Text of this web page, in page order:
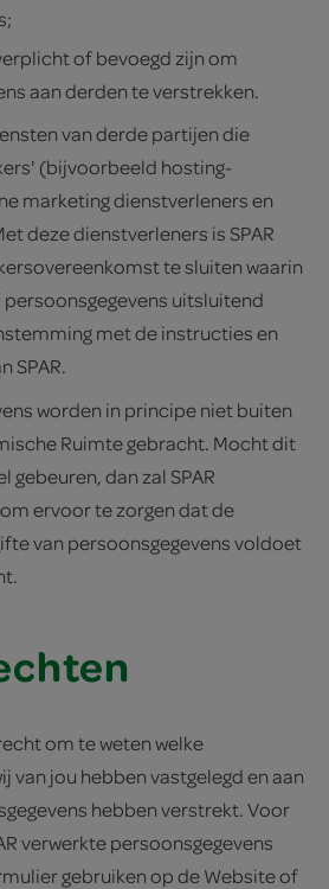
of bevoegd zijn om
aan derden te verstrekken.
van derde partijen die
(bijvoorbeeld hosting-
marketing dienstverleners en
deze dienstverleners is SPAR
te sluiten waarin
uitsluitend
met de instructies en
SPAR.
worden in principe niet buiten
Ruimte gebracht. Mocht dit
dan zal SPAR
ervoor te zorgen dat de
van persoonsgegevens voldoet
om te weten welke
van jou hebben vastgelegd en aan
hebben verstrekt. Voor
verwerkte persoonsgegevens
gebruiken op de Website of